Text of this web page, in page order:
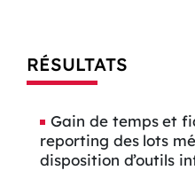
RÉSULTATS
Gain de temps et
reporting des lots
disposition d’outils